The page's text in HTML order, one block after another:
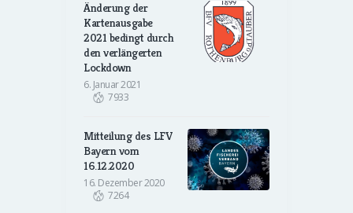
Änderung der
Kartenausgabe
2021 bedingt durch
den verlängerten
Lockdown
6. Januar 2021
7933
Mitteilung des LFV
Bayern vom
16.12.2020
16. Dezember 2020
7264